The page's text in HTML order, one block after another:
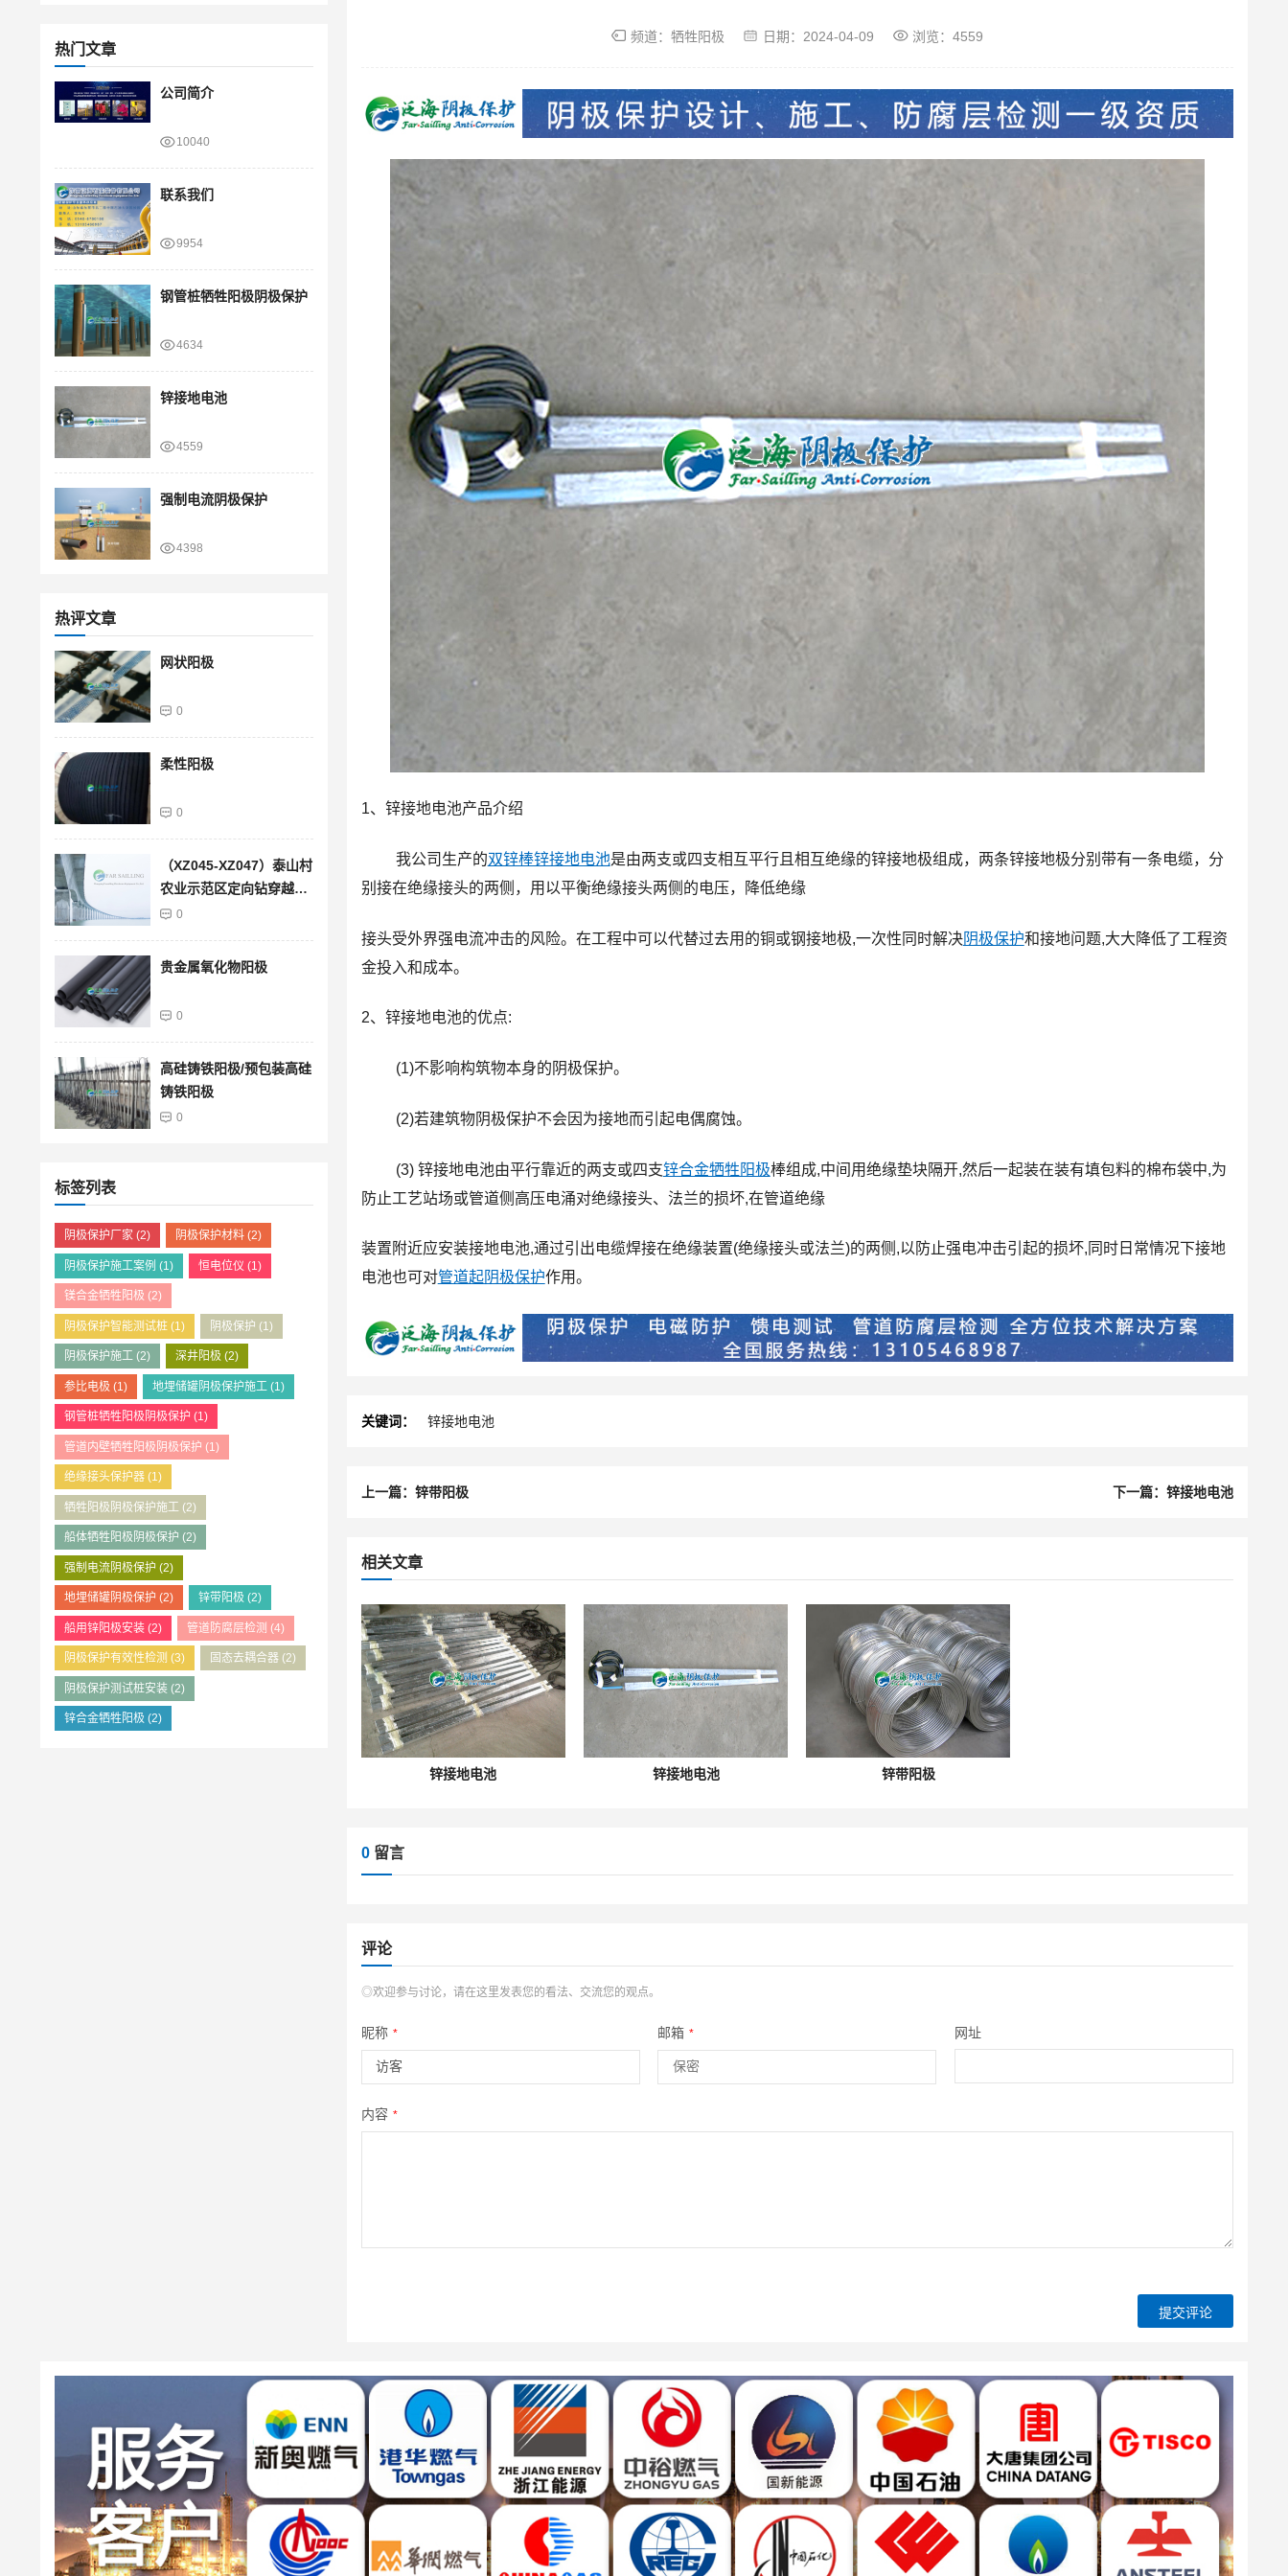
热门文章
公司简介
10040
联系我们
9954
钢管桩牺牲阳极阴极保护
4634
锌接地电池
4559
强制电流阴极保护
4398
热评文章
网状阳极
0
柔性阳极
0
（XZ045-XZ047）泰山村
农业示范区定向钻穿越段
管道防腐层馈电试验检测
0
贵金属氧化物阳极
0
高硅铸铁阳极/预包装高硅
铸铁阳极
0
标签列表
阴极保护厂家 (2) 阴极保护材料(2)
阴极保护施工案例 (1) 恒电位仪 (1)
镁合金牺牲阳极 (2)
阴极保护智能测试桩 (1) 阴极保护 (1)
阴极保护施工 (2) 深井阳极 (2)
参比电极 (1) 地埋储罐阴极保护施工 (1)
钢管桩牺牲阳极阴极保护 (1)
管道内壁牺牲阳极阴极保护 (1)
绝缘接头保护器 (1)
牺牲阳极阴极保护施工 (2)
船体牺牲阳极阴极保护 (2)
强制电流阴极保护 (2)
地埋储罐阴极保护 (2) 锌带阳极 (2)
船用锌阳极安装 (2) 管道防腐层检测 (4)
阴极保护有效性检测 (3) 固态去耦合器(2)
阴极保护测试桩安装 (2)
锌合金牺牲阳极 (2)
频道： 牺牲阳极 日期： 2024-04-09 浏览：4559
1、锌接地电池产品介绍
我公司生产的双锌棒锌接地电池是由两支或四支相互平行且相互绝缘的锌接地极组成，两条锌接地极分别带有一条电缆，分
别接在绝缘接头的两侧，用以平衡绝缘接头两侧的电压，降低绝缘
接头受外界强电流冲击的风险。在工程中可以代替过去用的铜或钢接地极,一次性同时解决阴极保护和接地问题,大大降低了工程资
金投入和成本。
2、锌接地电池的优点:
(1)不影响构筑物本身的阴极保护。
(2)若建筑物阴极保护不会因为接地而引起电偶腐蚀。
(3) 锌接地电池由平行靠近的两支或四支锌合金牺牲阳极棒组成,中间用绝缘垫块隔开,然后一起装在装有填包料的棉布袋中,为
防止工艺站场或管道侧高压电涌对绝缘接头、法兰的损坏,在管道绝缘
装置附近应安装接地电池,通过引出电缆焊接在绝缘装置(绝缘接头或法兰)的两侧,以防止强电冲击引起的损坏,同时日常情况下接地
电池也可对管道起阴极保护作用。
关键词： 锌接地电池
上一篇：锌带阳极 下一篇：锌接地电池
相关文章
锌接地电池 锌接地电池 锌带阳极
0留言
评论
◎欢迎参与讨论，请在这里发表您的看法、交流您的观点。
昵称 * 邮箱 * 网址
内容 *